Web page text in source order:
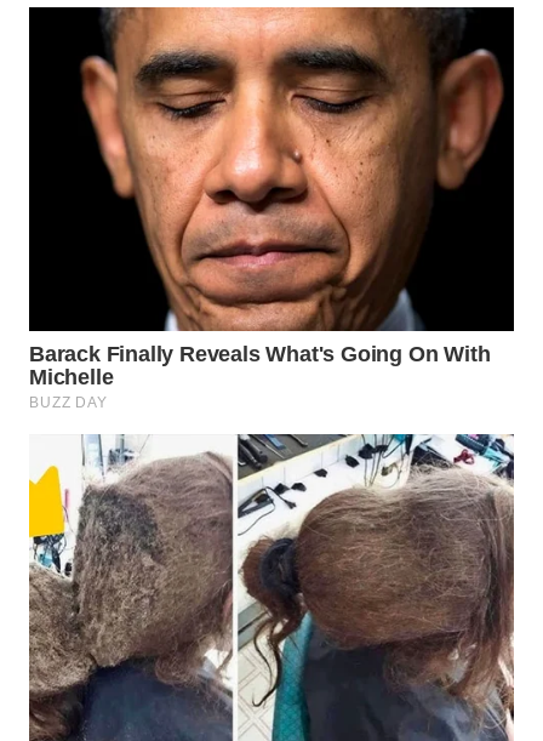
WN
NATUNA
WN
LIKUPANG
LABUANBAJO
WN
BORNEO
Wahana
Media
Group
WAHANA
NEWS